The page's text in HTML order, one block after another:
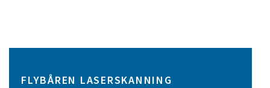
FLYBÅREN LASERSKANNING